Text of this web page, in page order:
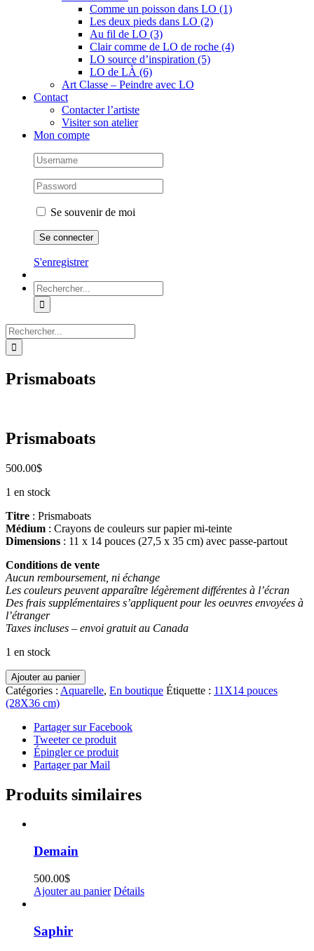
Comme un poisson dans LO (1)
Les deux pieds dans LO (2)
Au fil de LO (3)
Clair comme de LO de roche (4)
LO source d’inspiration (5)
LO de LÀ (6)
Art Classe – Peindre avec LO
Contact
Contacter l’artiste
Visiter son atelier
Mon compte
Se souvenir de moi
S'enregistrer
Rechercher:
Rechercher:
Prismaboats
Prismaboats
500.00$
1 en stock
Titre : Prismaboats
Médium : Crayons de couleurs sur papier mi-teinte
Dimensions : 11 x 14 pouces (27,5 x 35 cm) avec passe-partout
Conditions de vente
Aucun remboursement, ni échange
Les couleurs peuvent apparaître légèrement différentes à l’écran
Des frais supplémentaires s’appliquent pour les oeuvres envoyées à
l’étranger
Taxes incluses – envoi gratuit au Canada
1 en stock
quantité
de
Prismaboats
Ajouter au panier
Catégories : Aquarelle, En boutique Étiquette : 11X14 pouces
(28X36 cm)
Partager sur Facebook
Tweeter ce produit
Épingler ce produit
Partager par Mail
Produits similaires
Demain
500.00$
Ajouter au panier Détails
Saphir